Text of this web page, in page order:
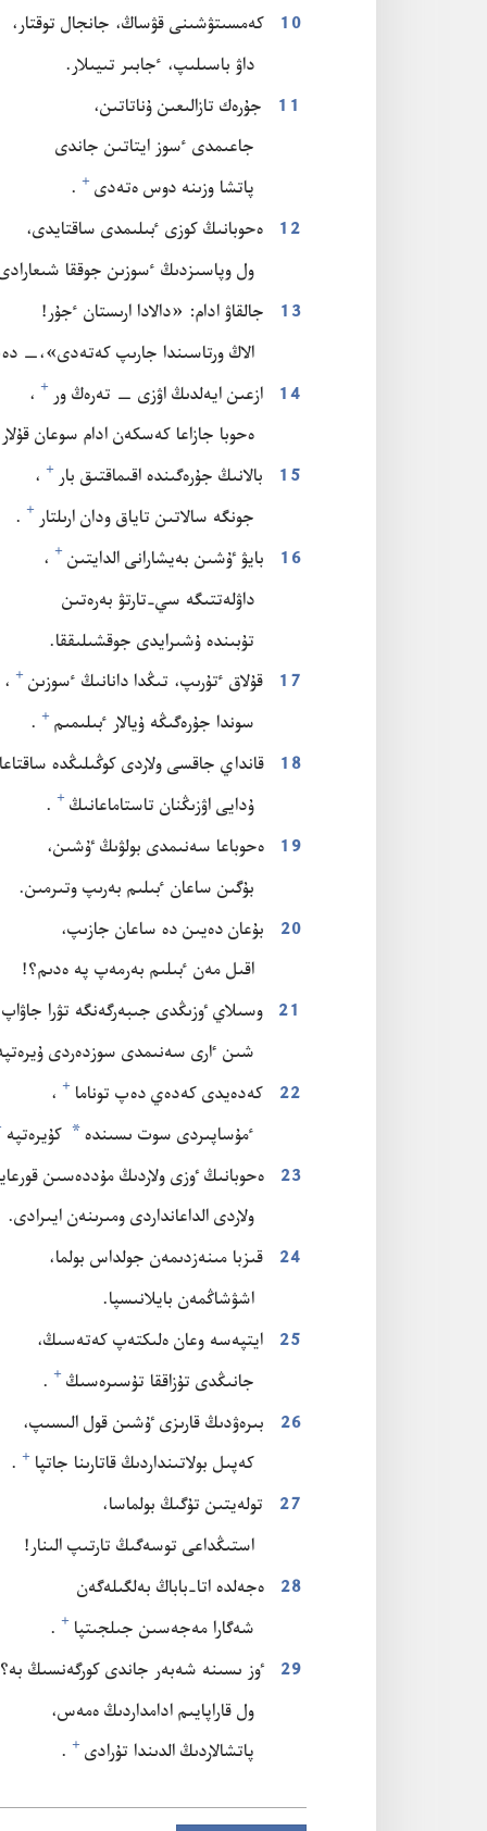
10
كە‌مسىتۋشىنى قۋساڭ،‏ جانجال توقتار،‏
داۋ باسىلىپ،‏ ٴ‌جابىر تىيىلار.‏
11
جۇ‌رە‌ك تازالىعىن ۇ‌ناتاتىن،‏
جاعىمدى ٴ‌سوز ايتاتىن جاندى
پاتشا وزىنە دوس ە‌تە‌دى⁠ +
‏.‏
12
ە‌حوبانىڭ كوزى ٴ‌بىلىمدى ساقتايدى،‏
ول وپاسىزدىڭ ٴ‌سوزىن جوققا
13
جالقاۋ ادام:‏ «دالادا ارىستان ٴ‌جۇ‌ر!‏
الاڭ ورتاسىندا جارىپ كە‌تە‌دى»،‏—‏
14
ازعىن ايە‌لدىڭ اۋزى —‏ تە‌رە‌ڭ ور⁠ + ‏،‏
ە‌حوبا جازاعا كە‌سكە‌ن ادام سوعان
15
بالانىڭ جۇ‌رە‌گىندە اقىماقتىق بار⁠ + ‏،‏
جونگە سالاتىن تاياق ودان ارىلتار⁠ +
‏.‏
16
بايۋ ٷشىن بە‌يشارانى الدايتىن⁠ + ‏،‏
داۋلە‌تتىگە سي-‏تارتۋ بە‌رە‌تىن
تۇ‌بىندە ۇ‌شىرايدى جوقشىلىققا.‏
17
قۇ‌لاق ٴ‌تۇ‌رىپ،‏ تىڭدا دانانىڭ ٴ‌سوزىن⁠ + ‏،‏
سوندا جۇ‌رە‌گىڭە ۇ‌يالار ٴ‌بىلىمىم⁠ +
‏.‏
18
قانداي جاقسى ولاردى كوڭىلىڭدە
ۇ‌دايى اۋزىڭنان تاستاماعانىڭ⁠ +
‏.‏
19
ە‌حوباعا سە‌نىمدى بولۋىڭ ٷشىن،‏
بۇ‌گىن ساعان ٴ‌بىلىم بە‌رىپ وتىرمىن.‏
20
بۇ‌عان دە‌يىن دە ساعان جازىپ،‏
اقىل مە‌ن ٴ‌بىلىم بە‌رمە‌پ پە ە‌دىم؟‏!‏
21
وسىلاي ٶزىڭدى جىبە‌رگە‌نگە تۋرا
شىن ٵرى سە‌نىمدى سوزدە‌ردى
22
كە‌دە‌يدى كە‌دە‌ي دە‌پ توناما⁠ + ‏،‏
ٴ‌مۇ‌ساپىردى سوت ىسىندە* كۇ‌يرە‌تپە⁠
23
ە‌حوبانىڭ ٶزى ولاردىڭ مۇ‌ددە‌سىن
ولاردى الداعانداردى ومىرىنە‌ن ايىرادى.‏
24
قىزبا مىنە‌زدىمە‌ن جولداس بولما،‏
اشۋشاڭمە‌ن بايلانىسپا.‏
25
ايتپە‌سە وعان ە‌لىكتە‌پ كە‌تە‌سىڭ،‏
جانىڭدى تۇ‌زاققا تۇ‌سىرە‌سىڭ⁠ +
‏.‏
26
بىرە‌ۋدىڭ قارىزى ٷشىن قول الىسىپ،‏
كە‌پىل بولاتىنداردىڭ قاتارىنا جاتپا⁠ +
‏.‏
27
تولە‌يتىن تۇ‌گىڭ بولماسا،‏
استىڭداعى توسە‌گىڭ تارتىپ الىنار!‏
28
ە‌جە‌لدە اتا-‏باباڭ بە‌لگىلە‌گە‌ن
شە‌گارا مە‌جە‌سىن جىلجىتپا⁠ +
‏.‏
29
ٶز ىسىنە شە‌بە‌ر جاندى كورگە‌نسىڭ بە؟‏
ول قاراپايىم ادامداردىڭ ە‌مە‌س،‏
پاتشالاردىڭ الدىندا تۇ‌رادى⁠ +
‏.‏